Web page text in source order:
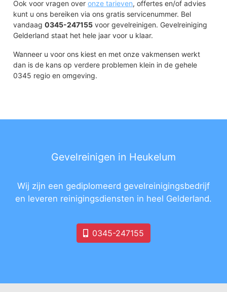
Ook voor vragen overonze tarieven, offertes en/of advies
kunt u ons bereiken via ons gratis servicenummer. Bel
vandaag0345-247155 voor gevelreinigen. Gevelreiniging
Gelderland staat het hele jaar voor u klaar.
Wanneer u voor ons kiest en met onze vakmensen werkt
dan is de kans op verdere problemen klein in de gehele
0345 regio en omgeving.
Gevelreinigen in Heukelum
Wij zijn een gediplomeerd gevelreinigingsbedrijf
en leveren reinigingsdiensten in heel Gelderland.
0345-247155